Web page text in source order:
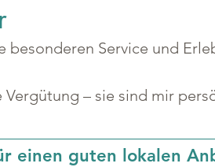
Service und
– sie sind mir
einen guten lokalen